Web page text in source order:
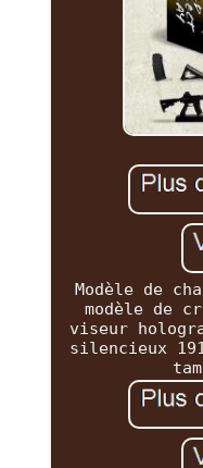
Modèle de
modèle de
viseur
silencieux